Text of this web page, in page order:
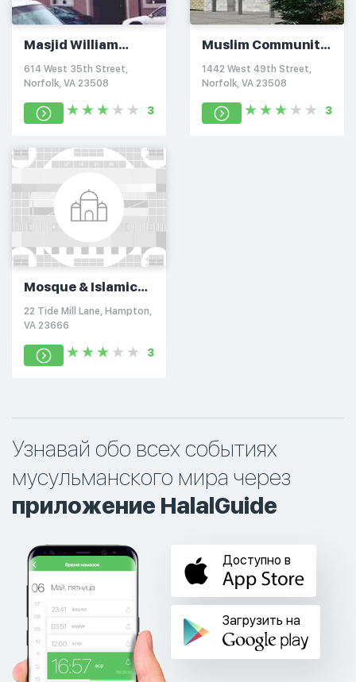
Masjid William
Salaam
614 West 35th Street,
Norfolk, VA 23508
3
Muslim Community
of Tidewater
1442 West 49th Street,
Norfolk, VA 23508
3
Mosque & Islamic
Center of Hampton
Roads
22 Tide Mill Lane, Hampton,
VA 23666
3
Узнавай обо всех событиях
мусульманского мира через
приложение HalalGuide
Доступно в
Загрузить на